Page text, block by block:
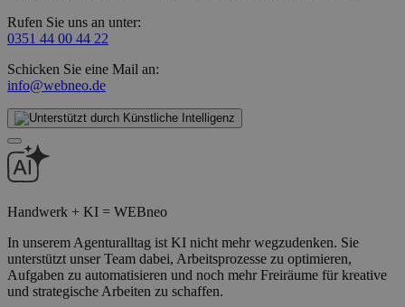
Rufen Sie uns an unter:
0351 44 00 44 22
Schicken Sie eine Mail an:
info@webneo.de
Handwerk + KI = WEBneo
In unserem Agenturalltag ist KI nicht mehr wegzudenken. Sie
unterstützt unser Team dabei, Arbeitsprozesse zu optimieren,
Aufgaben zu automatisieren und noch mehr Freiräume für kreative
und strategische Arbeiten zu schaffen.